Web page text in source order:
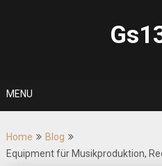
MENU
Home
Blog
Equipment für Musikproduktion,